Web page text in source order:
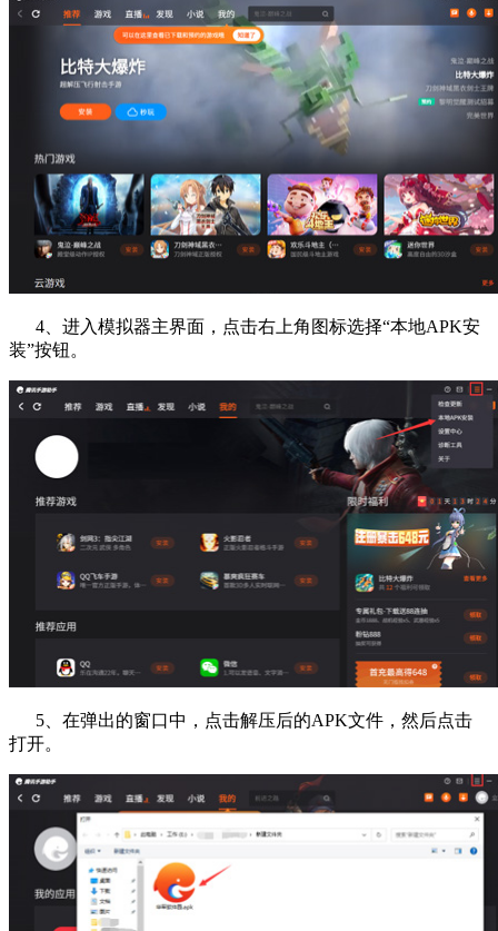
4、进入模拟器主界面，点击右上角图标选择“本地APK安
装”按钮。
5、在弹出的窗口中，点击解压后的APK文件，然后点击
打开。